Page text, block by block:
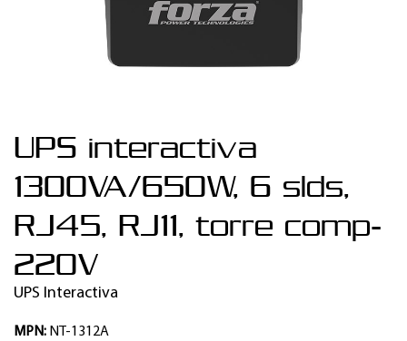
UPS interactiva
1300VA/650W, 6 slds,
RJ45, RJ11, torre comp-
220V
UPS Interactiva
MPN: NT-1312A